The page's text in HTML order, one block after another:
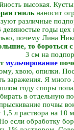
высокая.
гнильнаносит
различные
годы цех
почему Лина
то бороться
3 см на
мульчирование
хвою, опилки.
заражения. Я много
году споры
в отдельную
почвы
л раствора на 10
если обработку